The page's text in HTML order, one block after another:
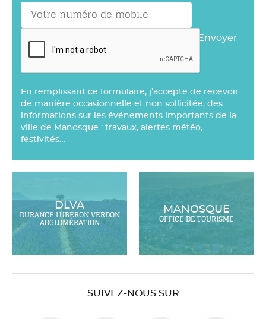
Envoyer
En remplissant ce formulaire, j’accepte de recevoir
de manière occasionnelle et non sollicitée, des
informations sur les événements importants de la
ville de Manosque : travaux, alertes météo,
festivités…
DLVA
DURANCE LUBERON VERDON
AGGLOMÉRATION
MANOSQUE
OFFICE DE TOURISME
SUIVEZ-NOUS SUR